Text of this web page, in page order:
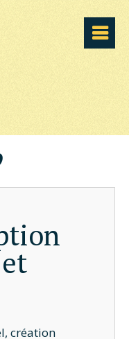
création